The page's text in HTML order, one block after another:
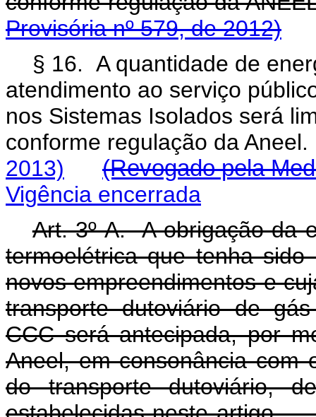
Provisória nº 579, de 2012)
§ 16. A quantidade de
atendimento ao serviço
nos Sistemas Isolados será
conforme regulação da
2013)
(Revogado pela
Vigência encerrada
Art. 3º-A. A obrigação da
termoelétrica que tenha
novos empreendimentos e
transporte dutoviário de
CCC será antecipada, por
Aneel, em consonância com
do transporte dutoviário,